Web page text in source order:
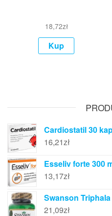
18,72zł
Kup
Cardiostatil 30
16,21zł
Esseliv forte 300
13,17zł
Swanson
21,09zł